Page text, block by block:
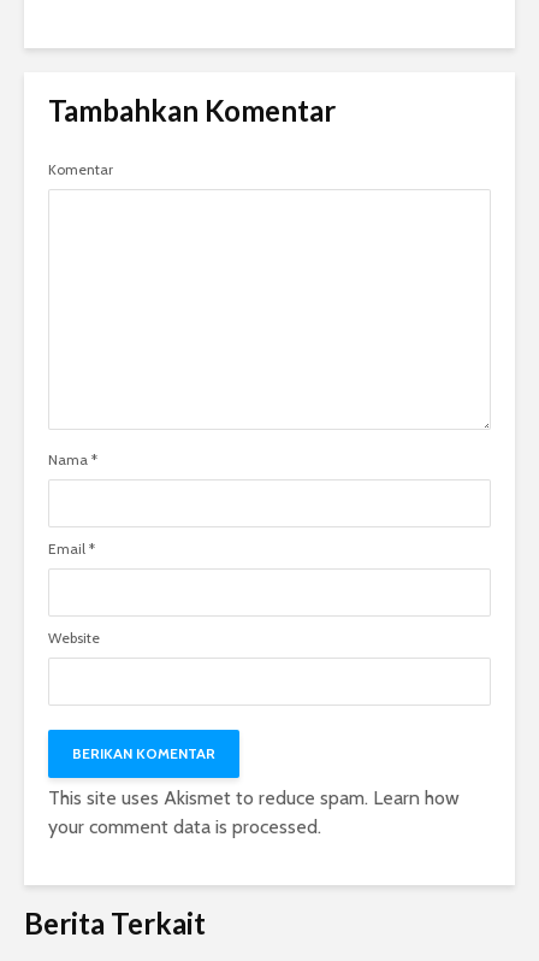
Tambahkan Komentar
Komentar
Nama *
Email *
Website
This site uses Akismet to reduce spam. Learn how
your comment data is processed.
Berita Terkait